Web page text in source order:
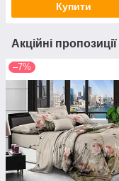
Купити
Акційні
–7%